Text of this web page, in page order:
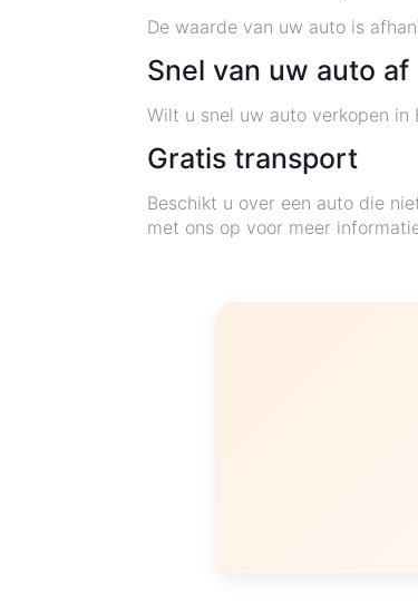
De waarde van uw auto is
Snel van uw auto af
Wilt u snel uw auto verkopen in
Gratis transport
Beschikt u over een auto die
met ons op voor meer